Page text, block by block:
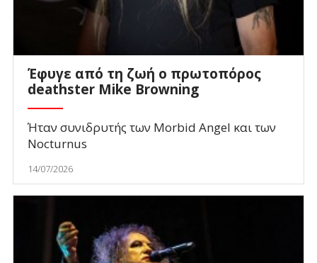
Έφυγε από τη ζωή ο πρωτοπόρος
deathster Mike Browning
Ήταν συνιδρυτής των Morbid Angel και των
Nocturnus
14/07/2026